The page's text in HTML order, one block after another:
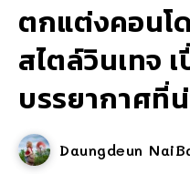
ตกแต่งคอนโ
สไตล์วินเทจ
บรรยากาศที่
Daungdeun